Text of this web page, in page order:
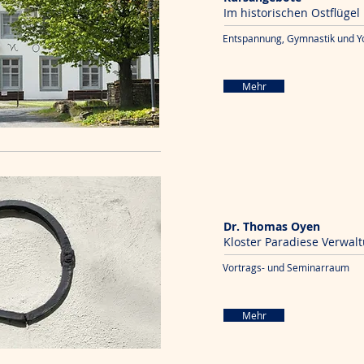
Im historischen Ostflügel
Mehr
Entspannung, Gymnastik und
Dr. Thomas Oyen
Kloster Paradiese
Mehr
Vortrags- und Seminarraum